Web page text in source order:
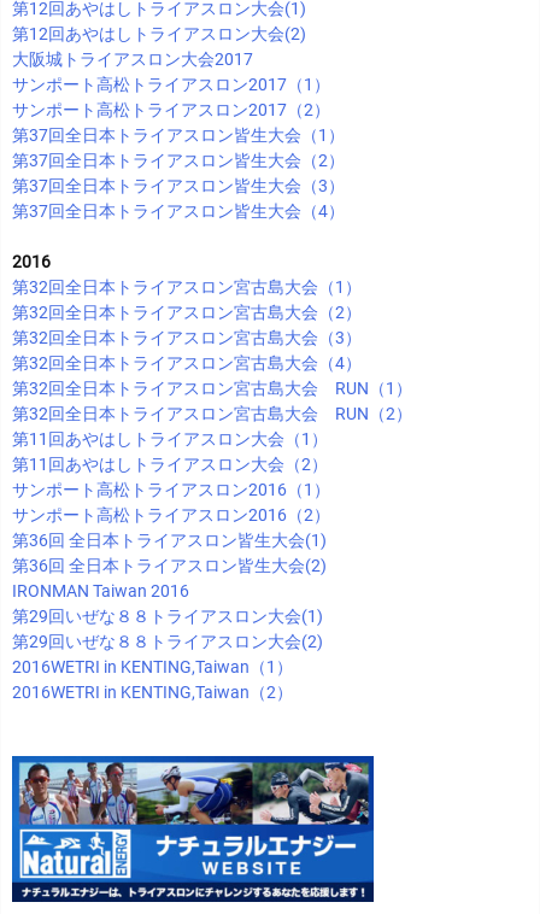
第12回あやはしトライアスロン大会(1)
第12回あやはしトライアスロン大会(2)
大阪城トライアスロン大会2017
サンポート高松トライアスロン2017（1）
サンポート高松トライアスロン2017（2）
第37回全日本トライアスロン皆生大会（1）
第37回全日本トライアスロン皆生大会（2）
第37回全日本トライアスロン皆生大会（3）
第37回全日本トライアスロン皆生大会（4）
2016
第32回全日本トライアスロン宮古島大会（1）
第32回全日本トライアスロン宮古島大会（2）
第32回全日本トライアスロン宮古島大会（3）
第32回全日本トライアスロン宮古島大会（4）
第32回全日本トライアスロン宮古島大会 RUN（1）
第32回全日本トライアスロン宮古島大会 RUN（2）
第11回あやはしトライアスロン大会（1）
第11回あやはしトライアスロン大会（2）
サンポート高松トライアスロン2016（1）
サンポート高松トライアスロン2016（2）
第36回 全日本トライアスロン皆生大会(1)
第36回 全日本トライアスロン皆生大会(2)
IRONMAN Taiwan 2016
第29回いぜな８８トライアスロン大会(1)
第29回いぜな８８トライアスロン大会(2)
2016WETRI in KENTING,Taiwan（1）
2016WETRI in KENTING,Taiwan（2）